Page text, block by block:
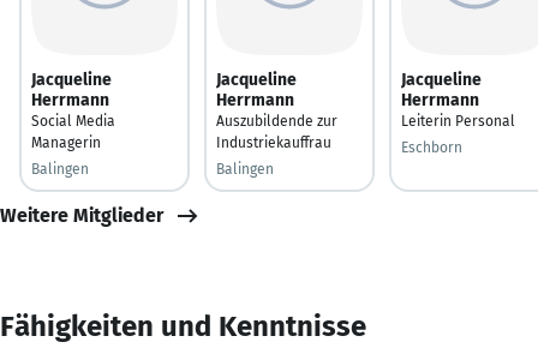
Jacqueline
Herrmann
Social Media
Managerin
Balingen
Jacqueline
Herrmann
Auszubildende zur
Industriekauffrau
Balingen
Jacqueline
Herrmann
Leiterin Personal
Eschborn
Weitere Mitglieder
Fähigkeiten und Kenntnisse